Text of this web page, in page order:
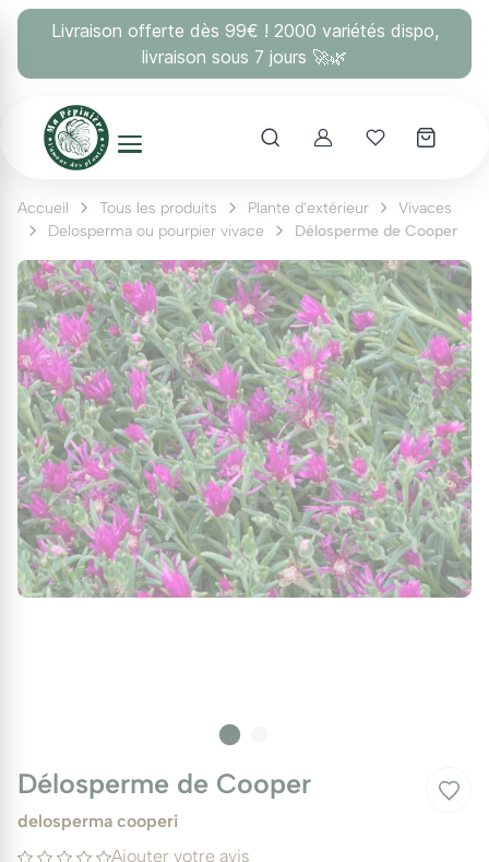
Livraison offerte dès 99€ ! 2000 variétés dispo,
livraison sous 7 jours 🚀🌿
AccountMes coups
Accueil Tous les produits Plante d'extérieur
Vivaces
Delosperma ou pourpier vivace
Délosperme de Cooper
Délosperme de Cooper
delosperma cooperi
Ajouter votre avis
Panneau de gestion des cookies